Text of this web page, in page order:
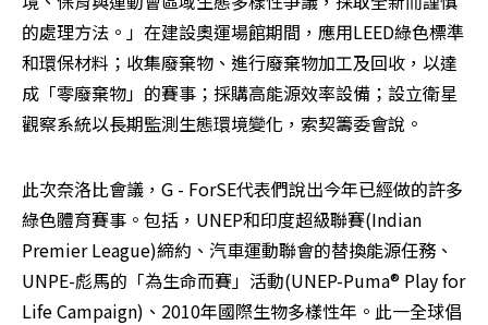
的處理方法。」在建設奧運場館期間，應用LEED綠色標準
和環保材料；收集廢棄物、進行廢棄物加工及回收，以達
成「零廢棄物」的賽事；採購高能源效率設備；設立衛星
觀察系統以長期監測生態環境變化，索契籌委會說。
此次奈洛比會議，G - ForSE代表們說出今年已經做的許多
綠色體育賽事。包括，UNEP和印度超級聯賽(Indian
Premier League)締約、汽車運動聯會的替換能源任務、
UNPE-彪馬的「為生命而賽」活動(UNEP-Puma® Play for
Life Campaign)、2010年國際生物多樣性年。此一全球倡